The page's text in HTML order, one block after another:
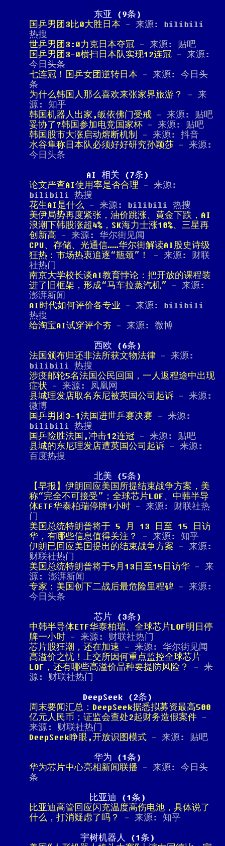
东亚 (9条)
国乒男团3比0大胜日本 - 来源: bilibili
热搜
世乒男团3:0力克日本夺冠 - 来源: 贴吧
国乒男团3-0横扫日本队实现12连冠 - 来源:
今日头条
七连冠！国乒女团逆转日本 - 来源: 今日头
条
为什么韩国人那么喜欢来张家界旅游？
- 来
源: 知乎
韩国机器人出家,皈依佛门受戒 - 来源: 贴吧
妥协了?韩国参加电竞国家杯 - 来源: 贴吧
韩国股市大涨启动熔断机制 - 来源: 抖音
水谷隼称日本队必须好好研究孙颖莎 - 来源:
今日头条
AI 相关 (7条)
论文严查AI使用率是否合理 - 来源:
bilibili 热搜
花生AI是什么 - 来源: bilibili 热搜
美伊局势再度紧张，油价跳涨、黄金下跌，AI
浪潮下韩股涨超4%，SK海力士涨10%、三星再
创新高 - 来源: 华尔街见闻
CPU、存储、光通信……华尔街解读AI股史诗级
狂热：市场热衷追逐“瓶颈”！
- 来源: 财联
社热门
南京大学校长谈AI教育悖论：把开放的课程装
进了旧框架，形成“马车拉蒸汽机” - 来源:
澎湃新闻
AI时代如何评价各专业 - 来源: bilibili
热搜
给淘宝AI试穿评个夯 - 来源: 微博
西欧 (6条)
法国颁布归还非法所获文物法律 - 来源:
bilibili 热搜
涉疫邮轮5名法国公民回国，一人返程途中出现
症状 - 来源: 凤凰网
县城理发店取名东尼被英国公司起诉 - 来源:
微博
国乒男团3-1法国进世乒赛决赛 - 来源:
bilibili 热搜
国乒险胜法国,冲击12连冠 - 来源: 贴吧
县城的东尼理发店遭英国公司起诉 - 来源:
百度热搜
北美 (5条)
【早报】伊朗回应美国所提结束战争方案，美
称“完全不可接受”；全球芯片LOF、中韩半导
体ETF华泰柏瑞停牌1小时 - 来源: 财联社热
门
美国总统特朗普将于 5 月 13 日至 15 日访
华，有哪些信息值得关注？
- 来源: 知乎
伊朗已回应美国提出的结束战争方案 - 来源:
财联社热门
美国总统特朗普将于5月13日至15日访华 - 来
源: 澎湃新闻
专家：美国创下二战后最危险里程碑 - 来源:
今日头条
芯片 (3条)
中韩半导体ETF华泰柏瑞、全球芯片LOF明日停
牌一小时 - 来源: 财联社热门
芯片股狂潮，还在加速 - 来源: 华尔街见闻
高溢价之忧！上交所因何重点监控全球芯片
LOF，还有哪些高溢价品种要提防风险？
- 来
源: 财联社热门
DeepSeek (2条)
周末要闻汇总：DeepSeek据悉拟募资最高500
亿元人民币；证监会查处2起财务造假案件 -
来源: 财联社热门
DeepSeek睁眼,开放识图模式 - 来源: 贴吧
华为 (1条)
华为芯片中心亮相新闻联播 - 来源: 今日头
条
比亚迪 (1条)
比亚迪高管回应闪充温度高伤电池，具体说了
什么，打消疑虑了吗？
- 来源: 知乎
宇树机器人 (1条)